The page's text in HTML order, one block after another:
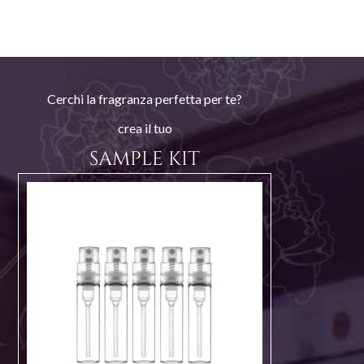
Cerchi la fragranza perfetta per te?
crea il tuo
SAMPLE KIT